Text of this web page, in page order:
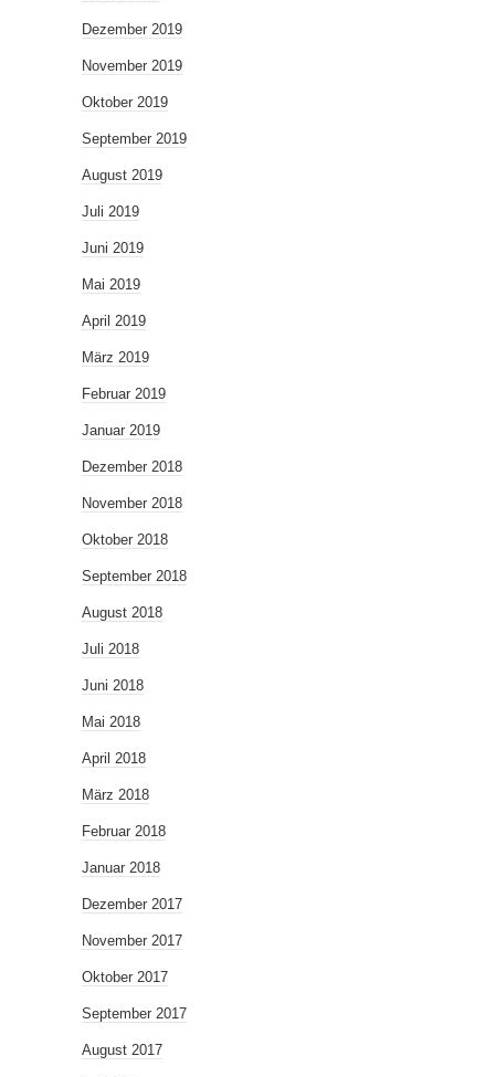
Dezember 2019
November 2019
Oktober 2019
September 2019
August 2019
Juli 2019
Juni 2019
Mai 2019
April 2019
März 2019
Februar 2019
Januar 2019
Dezember 2018
November 2018
Oktober 2018
September 2018
August 2018
Juli 2018
Juni 2018
Mai 2018
April 2018
März 2018
Februar 2018
Januar 2018
Dezember 2017
November 2017
Oktober 2017
September 2017
August 2017